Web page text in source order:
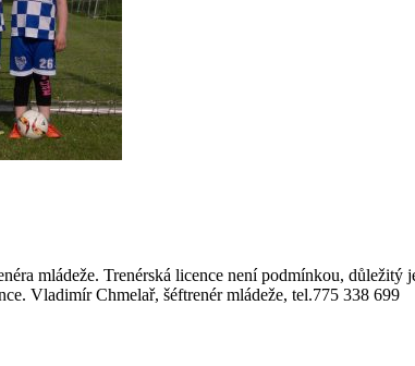
mládeže. Trenérská licence není podmínkou,
Vladimír Chmelař, šéftrenér mládeže, tel.775 338 699